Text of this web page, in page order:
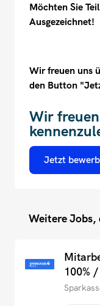
Möchten Sie
Ausgezeichnet!
Wir freuen uns
den Button
Wir
Jetzt
Weitere Jobs,
100%